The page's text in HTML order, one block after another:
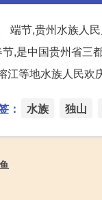
端节,贵州水族人民
节,是中国贵州省三
等地水族人民欢
： 水族 独山